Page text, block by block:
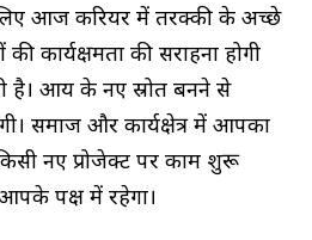
आज करियर में तरक्की के अच्छे
कार्यक्षमता की सराहना होगी
है। आय के नए स्रोत बनने से
समाज और कार्यक्षेत्र में आपका
नए प्रोजेक्ट पर काम शुरू
पक्ष में रहेगा।